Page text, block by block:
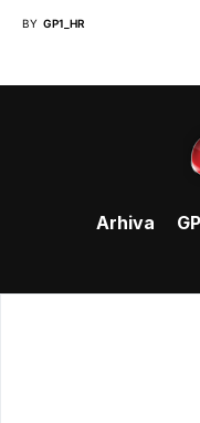
BY GP1_HR
Arhiva